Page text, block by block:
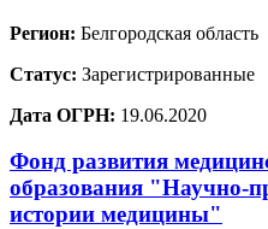
Регион: Белгородская область
Статус: Зарегистрированные
Дата ОГРН: 19.06.2020
Фонд развития
образования "Научно-
истории медицины"